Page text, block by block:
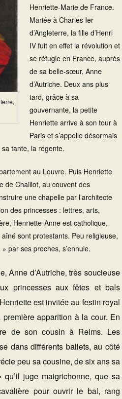
Henriette-Marie de France.
Mariée à Charles Ier
d’Angleterre, la fille d’Henri
IV fuit en effet la révolution et
se réfugie en France, auprès
de sa belle-sœur, Anne
d’Autriche. Deux ans plus
tard, grâce à sa
gouvernante, la petite
Henriette arrive à son tour à
Paris et s’appelle désormais
tante, la régente.
au Louvre. Puis Henriette
de Chaillot, au couvent des
une chapelle par l’architecte
des princesses : lettres, arts,
Henriette-Anne est catholique,
sont protestants. Peu religieuse,
par ses proches, s’ennuie.
Anne d’Autriche, très soucieuse
princesses aux fêtes et bals
est invitée au festin royal
apparition à la cour. En
de son cousin à Reims. Les
dans différents ballets, au côté
peu sa cousine, de six ans sa
juge maigrichonne, que sa
pour ouvrir le bal, rang